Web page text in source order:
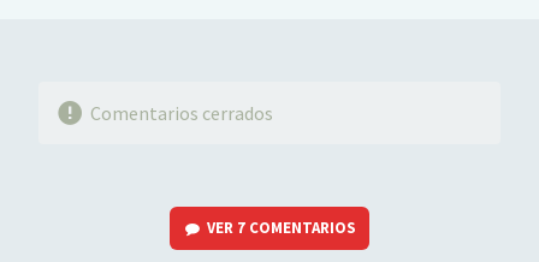
Comentarios cerrados
VER 7 COMENTARIOS